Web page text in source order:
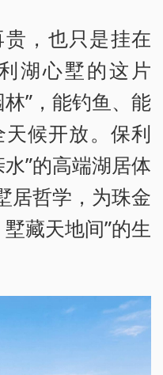
，也只是挂在
湖心墅的这片
”，能钓鱼、能
候开放。保利
”的高端湖居体
居哲学，为珠金
藏天地间”的生